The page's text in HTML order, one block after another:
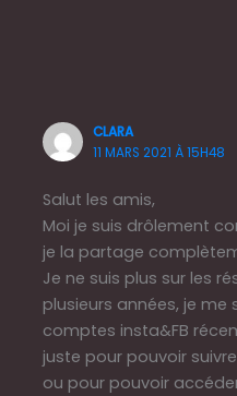
CLARA
11 MARS 2021 À 15H48
Salut les amis,
Moi je suis drôlement
je la partage
Je ne suis plus sur les
plusieurs années, je me
comptes insta&FB
juste pour pouvoir
ou pour pouvoir